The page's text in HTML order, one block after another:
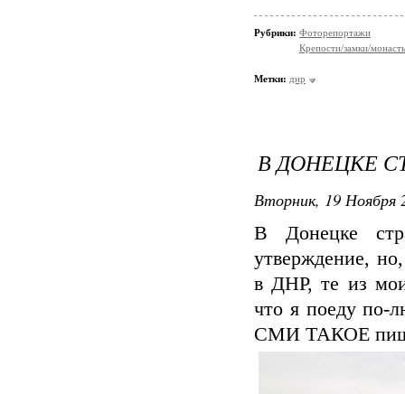
Рубрики: Фоторепортажи
Крепости/замки/
Метки: днр
В ДОНЕЦКЕ
Вторник, 19 Ноября
В Донецке
утверждение,
в ДНР, те из
что я поеду по-
СМИ ТАКОЕ